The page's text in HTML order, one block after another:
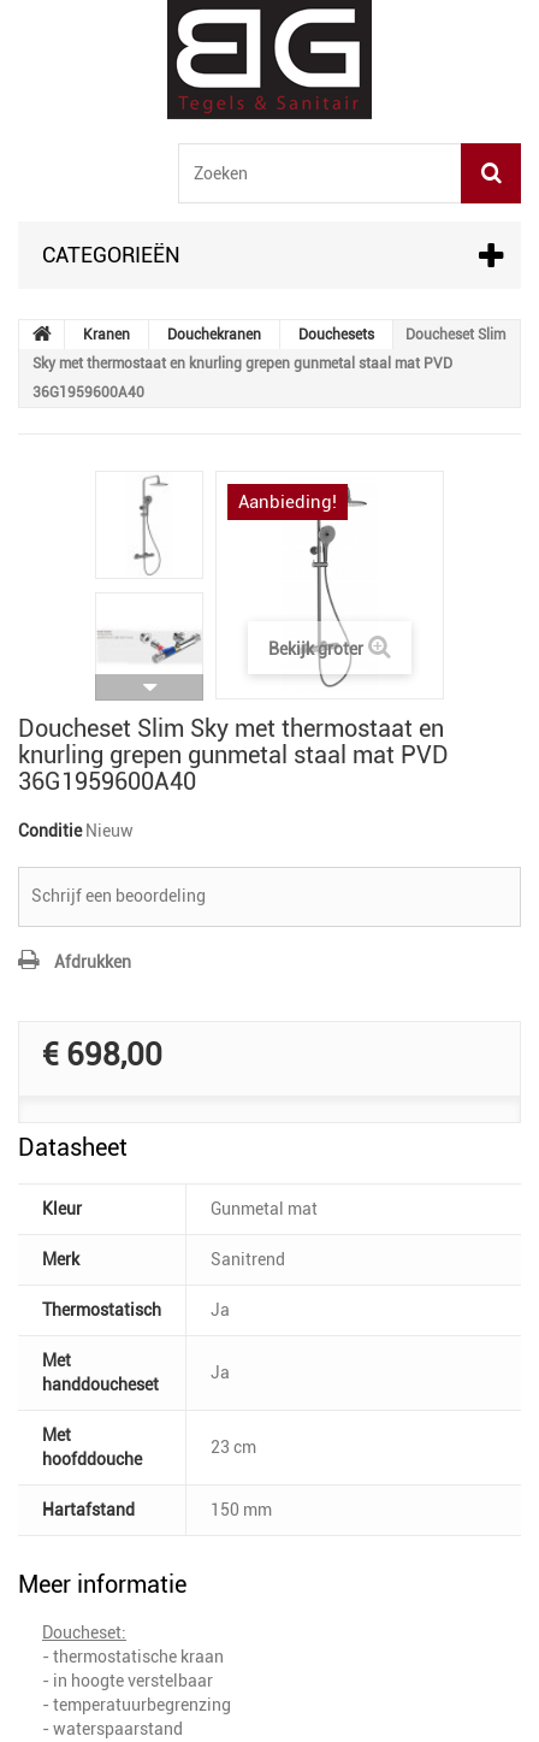
CATEGORIEËN
Kranen Douchekranen Douchesets
Doucheset Slim
Sky met thermostaat en knurling grepen gunmetal staal mat PVD
36G1959600A40
Aanbieding!
Bekijk groter
Doucheset Slim Sky met thermostaat en
knurling grepen gunmetal staal mat PVD
36G1959600A40
Conditie Nieuw
Schrijf een beoordeling
Afdrukken
€ 698,00
Datasheet
Kleur Gunmetal mat
Merk Sanitrend
Thermostatisch Ja
Met
handdoucheset
Ja
Met
hoofddouche
23 cm
Hartafstand 150 mm
Meer informatie
Doucheset:
- thermostatische kraan
- in hoogte verstelbaar
- temperatuurbegrenzing
- waterspaarstand